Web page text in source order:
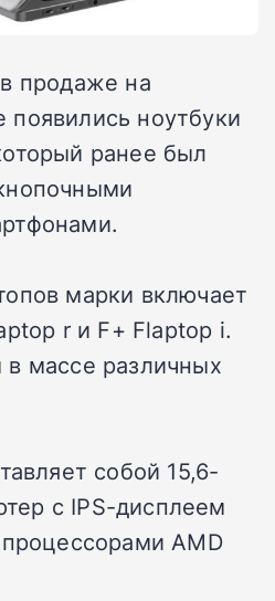
продаже на
ноутбуки
ранее был
марки включает
r и F+ Flaptop i.
массе различных
собой 15,6-
с IPS-дисплеем
AMD